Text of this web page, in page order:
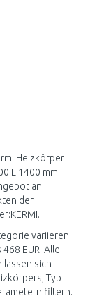
Heizkörper
L 1400 mm
an
der
variieren
EUR. Alle
lassen sich
Typ
filtern.